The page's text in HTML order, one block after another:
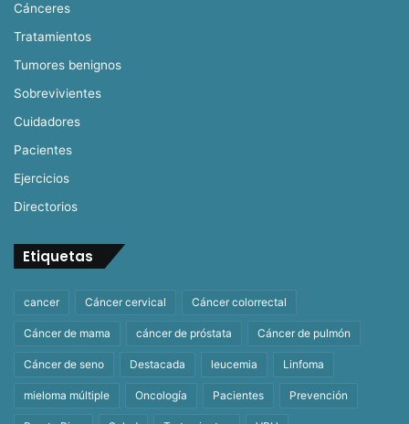
Cánceres
Tratamientos
Tumores benignos
Sobrevivientes
Cuidadores
Pacientes
Ejercicios
Directorios
Etiquetas
cancer Cáncer cervical Cáncer colorrectal
Cáncer de mama cáncer de próstata Cáncer de pulmón
Cáncer de seno Destacada leucemia Linfoma
mieloma múltiple Oncología Pacientes Prevención